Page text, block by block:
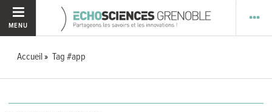
MENU
Accueil Tag #app